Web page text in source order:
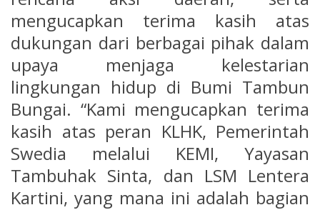
mengucapkan terima kasih atas
dukungan dari berbagai pihak dalam
upaya menjaga kelestarian
lingkungan hidup di Bumi Tambun
Bungai. “Kami mengucapkan terima
kasih atas peran KLHK, Pemerintah
Swedia melalui KEMI, Yayasan
Tambuhak Sinta, dan LSM Lentera
Kartini, yang mana ini adalah bagian